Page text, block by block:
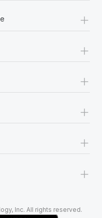
+
+
+
+
+
+
Inc. All rights reserved.